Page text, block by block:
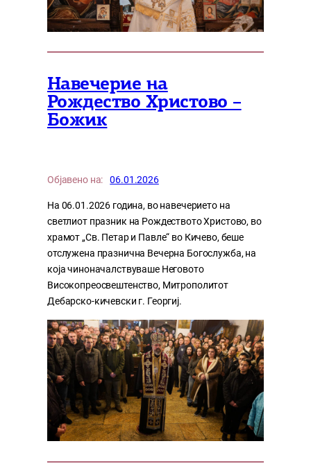
Навечерие на
Рождество Христово –
Божик
Објавено на: 06.01.2026
На 06.01.2026 година, во навечерието на
светлиот празник на Рождеството Христово, во
храмот „Св. Петар и Павле“ во Кичево, беше
отслужена празнична Вечерна Богослужба, на
која чиноначалствуваше Неговото
Високопреосвештенство, Митрополитот
Дебарско-кичевски г. Георгиј.